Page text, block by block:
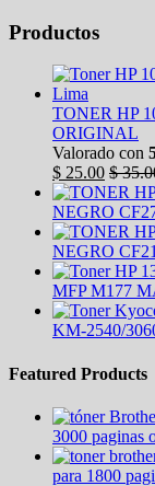
Productos
TONER HP
ORIGINAL
Valorado con
$ 25.00 $
NEGRO
NEGRO
MFP M177
KM-2540/
Featured Products
3000 paginas
para 1800